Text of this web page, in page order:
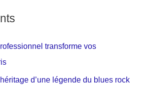
transforme vos
d’une légende du blues rock